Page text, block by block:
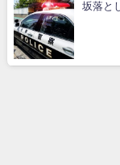
坂落と